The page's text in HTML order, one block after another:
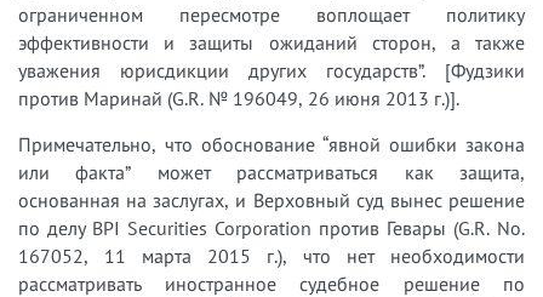
ограниченном пересмотре воплощает политику
эффективности и защиты ожиданий сторон, а также
уважения юрисдикции других государств”. [Фудзики
против Маринай (G.R. № 196049, 26 июня 2013 г.)].
Примечательно, что обоснование “явной ошибки закона
или факта” может рассматриваться как защита,
основанная на заслугах, и Верховный суд вынес решение
по делу BPI Securities Corporation против Гевары (G.R. No.
167052, 11 марта 2015 г.), что нет необходимости
рассматривать иностранное судебное решение по